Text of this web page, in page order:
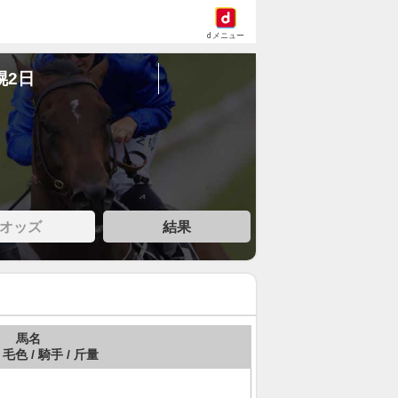
dメニュー
2日
オッズ 結果
馬名
色 / 騎手 / 斤量